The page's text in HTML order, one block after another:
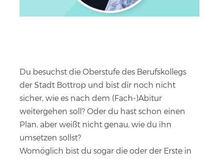
Du besuchst die Oberstufe des Berufskollegs
der Stadt Bottrop und bist dir noch nicht
sicher, wie es nach dem (Fach-)Abitur
weitergehen soll? Oder du hast schon einen
Plan, aber weißt nicht genau, wie du ihn
umsetzen sollst?
Womöglich bist du sogar die oder der Erste in